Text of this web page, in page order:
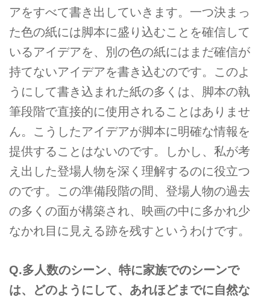
アをすべて書き出していきます。一つ決まっ
た色の紙には脚本に盛り込むことを確信して
いるアイデアを、別の色の紙にはまだ確信が
持てないアイデアを書き込むのです。このよ
うにして書き込まれた紙の多くは、脚本の執
筆段階で直接的に使用されることはありませ
ん。こうしたアイデアが脚本に明確な情報を
提供することはないのです。しかし、私が考
え出した登場人物を深く理解するのに役立つ
のです。この準備段階の間、登場人物の過去
の多くの面が構築され、映画の中に多かれ少
なかれ目に見える跡を残すというわけです。
Q.多人数のシーン、特に家族でのシーンで
は、どのようにして、あれほどまでに自然な